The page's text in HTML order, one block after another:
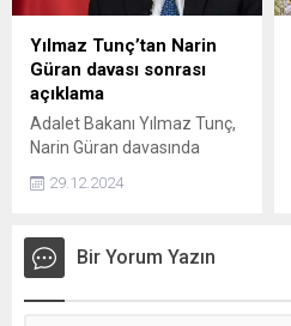
alanı ve kitap kafe
bulunduran kompleks,
Doğubayazıt Kaymakamı
Murat Ekinci’nin
katılımlarıyla hizmete açıldı.
Yılmaz Tunç’tan Narin
Güran davası sonrası
açıklama
Adalet Bakanı Yılmaz Tunç,
Narin Güran davasında
kararın açıklanmasının
ardından açıklamalarda
üstünlüğü ve yargı
bağımsızlığı ilkeleri
29.12.2024
Bir Yorum Yazın